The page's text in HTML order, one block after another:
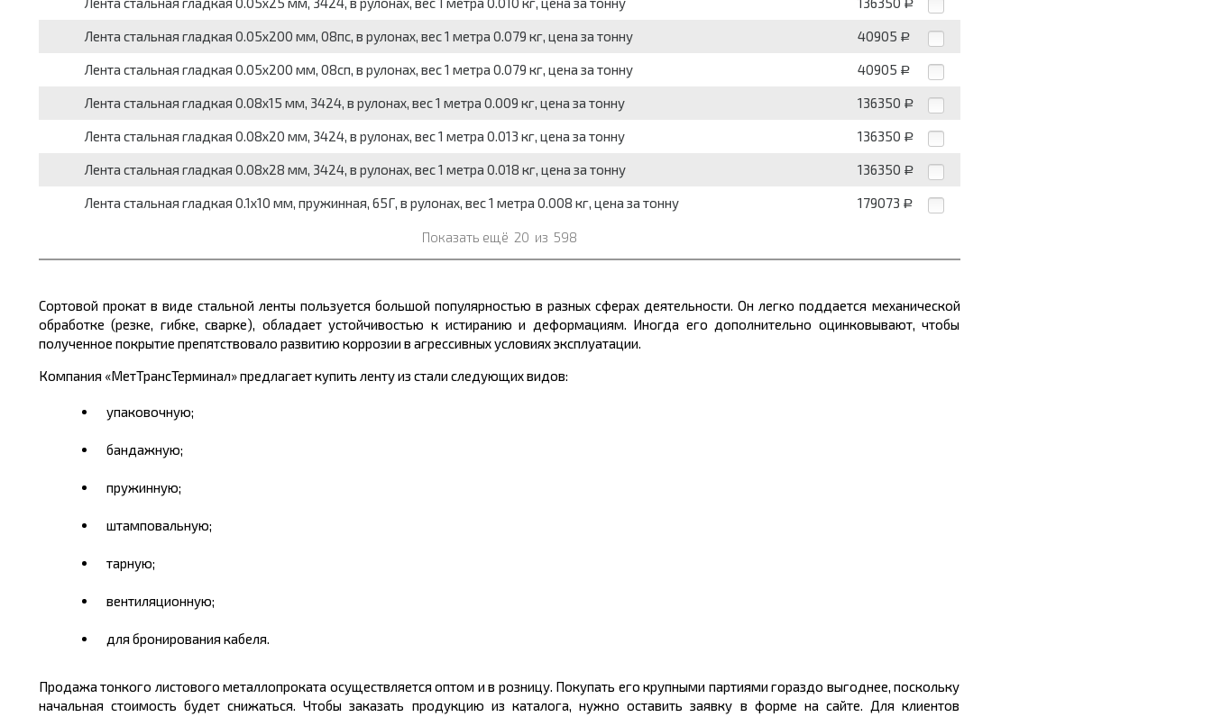
Р
Лента стальная гладкая 0.05x200 мм, 08пс, в рулонах, вес 1 метра 0.079 кг, цена за тонну 40905 Р
Лента стальная гладкая 0.05x200 мм, 08сп, в рулонах, вес 1 метра 0.079 кг, цена за тонну 40905 Р
Лента стальная гладкая 0.08x15 мм, 3424, в рулонах, вес 1 метра 0.009 кг, цена за тонну 136350 Р
Лента стальная гладкая 0.08x20 мм, 3424, в рулонах, вес 1 метра 0.013 кг, цена за тонну 136350 Р
Лента стальная гладкая 0.08x28 мм, 3424, в рулонах, вес 1 метра 0.018 кг, цена за тонну 136350 Р
Лента стальная гладкая 0.1x10 мм, пружинная, 65Г, в рулонах, вес 1 метра 0.008 кг, цена за тонну 179073 Р
Показать ещё 20 из 598
Сортовой прокат в виде стальной ленты пользуется большой популярностью в разных сферах деятельности. Он легко поддается механической
обработке (резке, гибке, сварке), обладает устойчивостью к истиранию и деформациям. Иногда его дополнительно оцинковывают, чтобы
полученное покрытие препятствовало развитию коррозии в агрессивных условиях эксплуатации.
Компания «МетТрансТерминал» предлагает купить ленту из стали следующих видов:
упаковочную;
бандажную;
пружинную;
штамповальную;
тарную;
вентиляционную;
для бронирования кабеля.
Продажа тонкого листового металлопроката осуществляется оптом и в розницу. Покупать его крупными партиями гораздо выгоднее, поскольку
начальная стоимость будет снижаться. Чтобы заказать продукцию из каталога, нужно оставить заявку в форме на сайте. Для клиентов